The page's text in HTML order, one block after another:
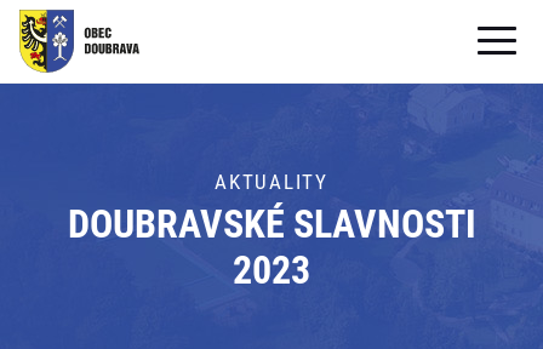
OBECNÍ ÚŘAD
PRO OBČANY
Formuláře ke stažení
AKTUALITY
DOUBRAVSKÉ SLAVNOSTI
2023